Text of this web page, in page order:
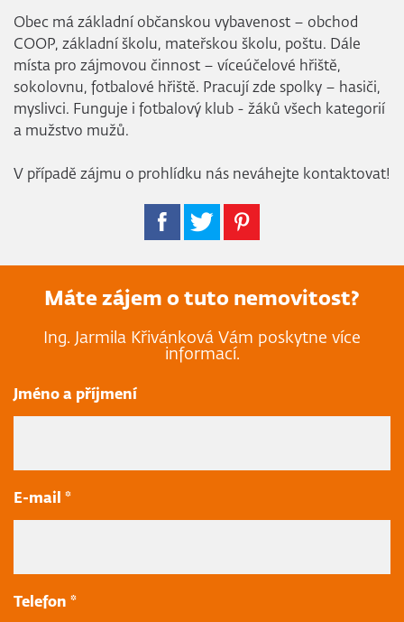
Obec má základní občanskou vybavenost – obchod
COOP, základní školu, mateřskou školu, poštu. Dále
místa pro zájmovou činnost – víceúčelové hřiště,
sokolovnu, fotbalové hřiště. Pracují zde spolky – hasiči,
myslivci. Funguje i fotbalový klub - žáků všech kategorií
a mužstvo mužů.
V případě zájmu o prohlídku nás neváhejte kontaktovat!
Máte zájem o tuto nemovitost?
Ing. Jarmila Křivánková Vám poskytne více
informací.
Jméno a příjmení
E-mail *
Telefon *